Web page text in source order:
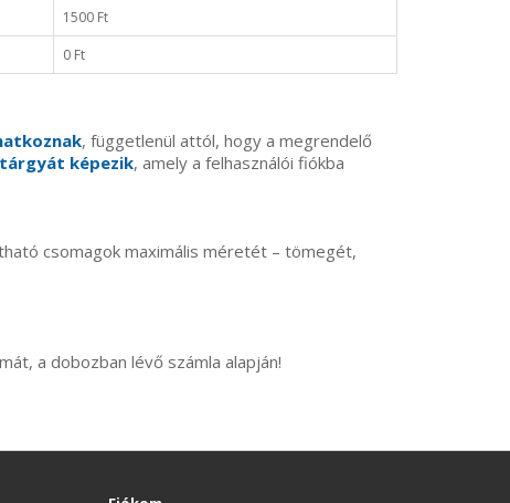
1500 Ft
0 Ft
, függetlenül attól, hogy a megrendelő
tárgyát képezik, amely a felhasználói fiókba
csomagok maximális méretét – tömegét,
a dobozban lévő számla alapján!